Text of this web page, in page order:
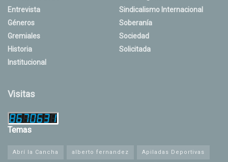
Entrevista
Géneros
Gremiales
Historia
Institucional
Sindicalismo Internacional
Soberanía
Sociedad
Solicitada
Visitas
Temas
Abrí la Cancha alberto fernandez Apiladas Deportivas